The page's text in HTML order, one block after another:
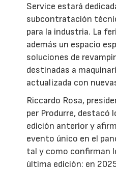
Service estará
subcontratación
para la industria. La
además un espacio
soluciones de
destinadas a
actualizada con
Riccardo Rosa,
per Produrre, destacó
edición anterior y
evento único en el
tal y como confirman
última edición: en